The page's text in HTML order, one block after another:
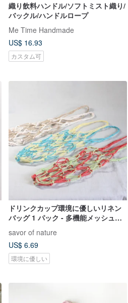
織り飲料ハンドル/ソフトミスト織り/
バックル/ハンドルロープ
Me Time Handmade
US$ 16.93
カスタム可
ドリンクカップ環境に優しいリネン
バッグ 1 パック - 多機能メッシュバ
ー卒業ギフト
savor of nature
US$ 6.69
環境に優しい